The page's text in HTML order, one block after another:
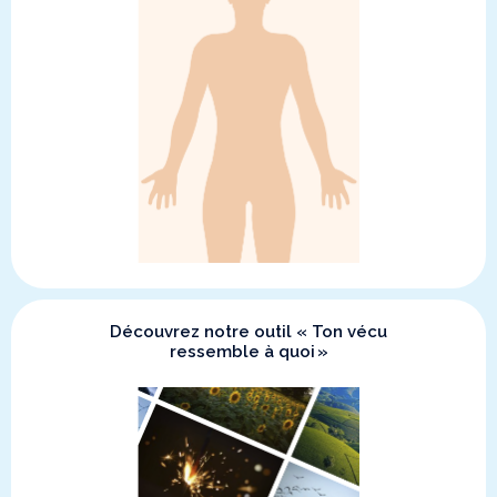
Découvrez notre outil « Ton vécu
ressemble à quoi »